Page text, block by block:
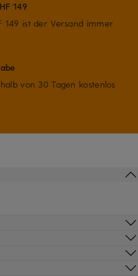
149
149 ist der Versand immer
von 30 Tagen kostenlos